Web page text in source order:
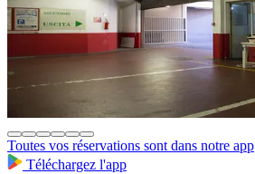
Toutes vos réservations sont dans notre app
Téléchargez l'app